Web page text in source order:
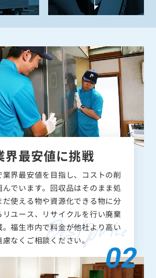
界最安値に挑戦
業界最安値を目指し、コストの削
んでいます。回収品はそのまま処
だ使える物や資源化できる物に分
リユース、リサイクルを行い廃棄
。福生市内で料金が他社より高い
慮なくご相談ください。